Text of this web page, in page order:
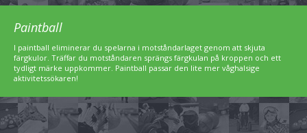
Paintball
I paintball eliminerar du spelarna i motståndarlaget genom att skjuta
färgkulor. Träffar du motståndaren sprängs färgkulan på kroppen och ett
tydligt märke uppkommer. Paintball passar den lite mer våghalsige
aktivitetssökaren!